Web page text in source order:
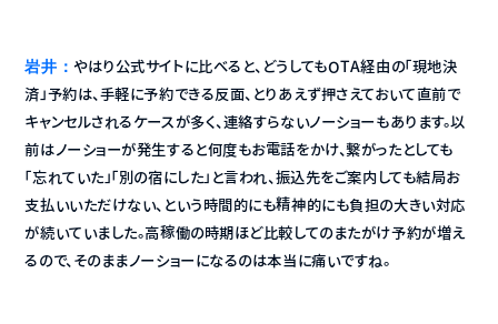
岩井：やはり公式サイトに比べると、どうしてもOTA経由の「現地決
済」予約は、手軽に予約できる反面、とりあえず押さえておいて直前で
キャンセルされるケースが多く、連絡すらないノーショーもあります。以
前はノーショーが発生すると何度もお電話をかけ、繋がったとしても
「忘れていた」「別の宿にした」と言われ、振込先をご案内しても結局お
支払いいただけない、という時間的にも精神的にも負担の大きい対応
が続いていました。高稼働の時期ほど比較してのまたがけ予約が増え
るので、そのままノーショーになるのは本当に痛いですね。